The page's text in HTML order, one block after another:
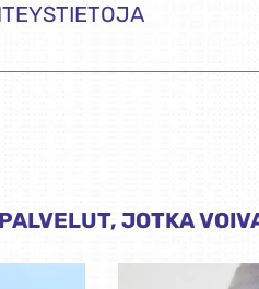
JOTKA